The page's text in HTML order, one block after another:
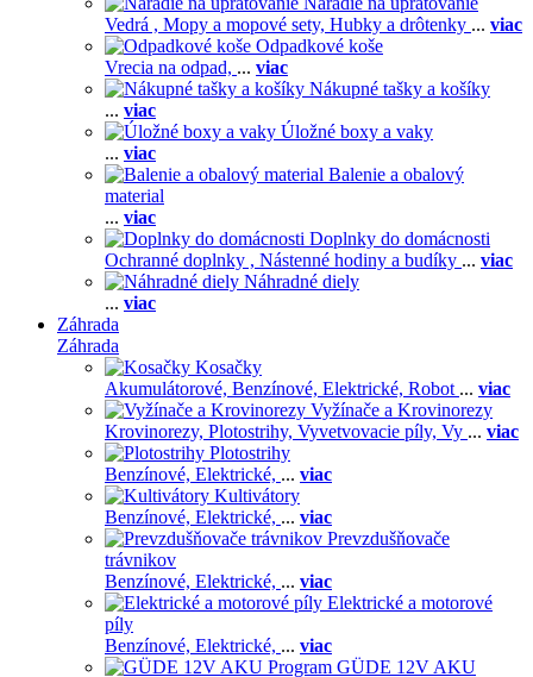
Vedrá , Mopy a mopové sety, Hubky a drôtenky ... viac
Odpadkové koše
Vrecia na odpad, ... viac
Nákupné tašky a košíky
... viac
Úložné boxy a vaky
... viac
Balenie a obalový
material
... viac
Doplnky do domácnosti
Ochranné doplnky , Nástenné hodiny a budíky ... viac
Náhradné diely
... viac
Záhrada
Záhrada
Kosačky
Akumulátorové, Benzínové, Elektrické, Robot ... viac
Vyžínače a Krovinorezy
Krovinorezy, Plotostrihy, Vyvetvovacie píly, Vy ... viac
Plotostrihy
Benzínové, Elektrické, ... viac
Kultivátory
Benzínové, Elektrické, ... viac
Prevzdušňovače
trávnikov
Benzínové, Elektrické, ... viac
Elektrické a motorové
píly
Benzínové, Elektrické, ... viac
GÜDE 12V AKU